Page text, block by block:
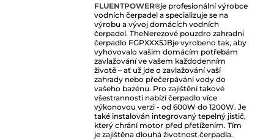
FLUENTPOWER®je profesionální výrobce
vodních čerpadel a specializuje se na
výrobu a vývoj domácích vodních
čerpadel. TheNerezové pouzdro zahradní
čerpadlo FGPXXX5JBje vyrobeno tak, aby
vyhovovalo vašim domácím potřebám
zavlažování ve vašem každodenním
životě – ať už jde o zavlažování vaší
zahrady nebo přečerpávání vody do
vašeho bazénu. Pro zajištění takové
všestrannosti nabízí čerpadlo více
výkonovou verzi - od 600W do 1200W. Je
také instalován integrovaný tepelný jistič,
který chrání motor před přetížením. Tím
je zajištěna dlouhá životnost čerpadla.